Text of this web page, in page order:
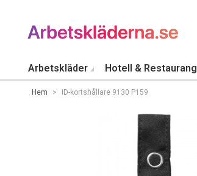
Arbetskläder Hotell & Restaurang
Hem > ID-kortshållare 9130 P159